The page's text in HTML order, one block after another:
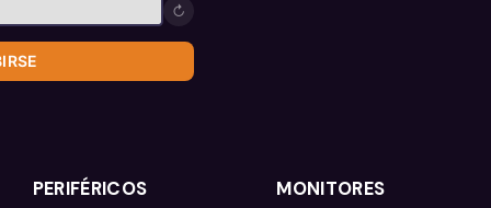
↻
PERIFÉRICOS MONITORES